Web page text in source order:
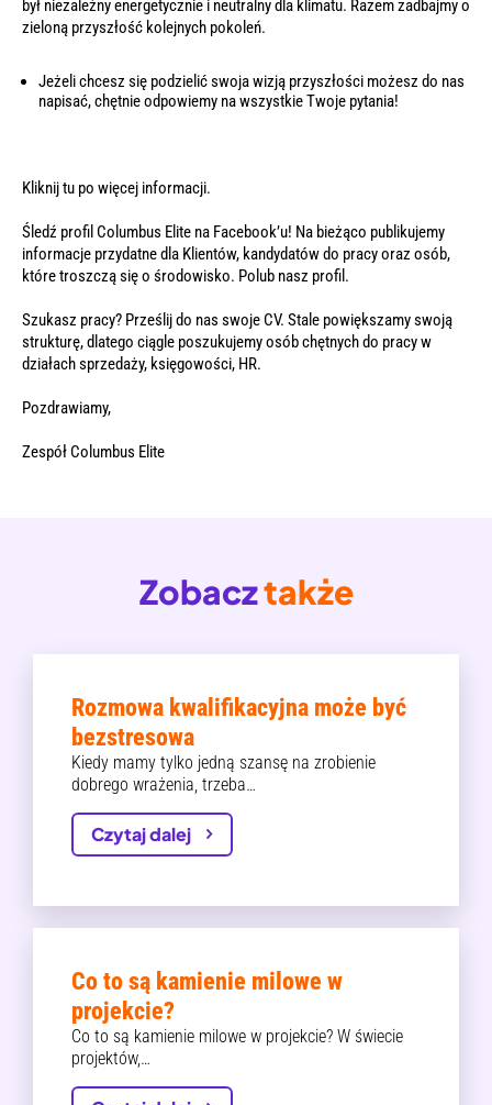
był niezależny energetycznie i neutralny dla klimatu. Razem zadbajmy o
zieloną przyszłość kolejnych pokoleń.
Jeżeli chcesz się podzielić swoja wizją przyszłości możesz do nas
napisać, chętnie odpowiemy na wszystkie Twoje pytania!
Kliknij tu po więcej informacji.
Śledź profil Columbus Elite na Facebook’u! Na bieżąco publikujemy
informacje przydatne dla Klientów, kandydatów do pracy oraz osób,
które troszczą się o środowisko. Polub nasz profil.
Szukasz pracy? Prześlij do nas swoje CV. Stale powiększamy swoją
strukturę, dlatego ciągle poszukujemy osób chętnych do pracy w
działach sprzedaży, księgowości, HR.
Pozdrawiamy,
Zespół Columbus Elite
Zobacztakże
Rozmowa kwalifikacyjna może być
bezstresowa
Kiedy mamy tylko jedną szansę na zrobienie
dobrego wrażenia, trzeba…
Czytaj dalej
Co to są kamienie milowe w
projekcie?
Co to są kamienie milowe w projekcie? W świecie
projektów,…